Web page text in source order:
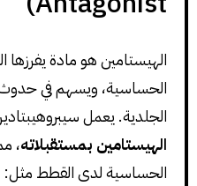
الهيستامين هو مادة
الحساسية، ويسهم في حدوث
الجلدية. يعمل
الهيستامين بمستقبلاته،
الحساسية لدى القطط مثل: